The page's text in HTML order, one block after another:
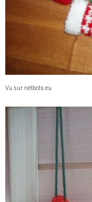
Vu sur netbots.eu